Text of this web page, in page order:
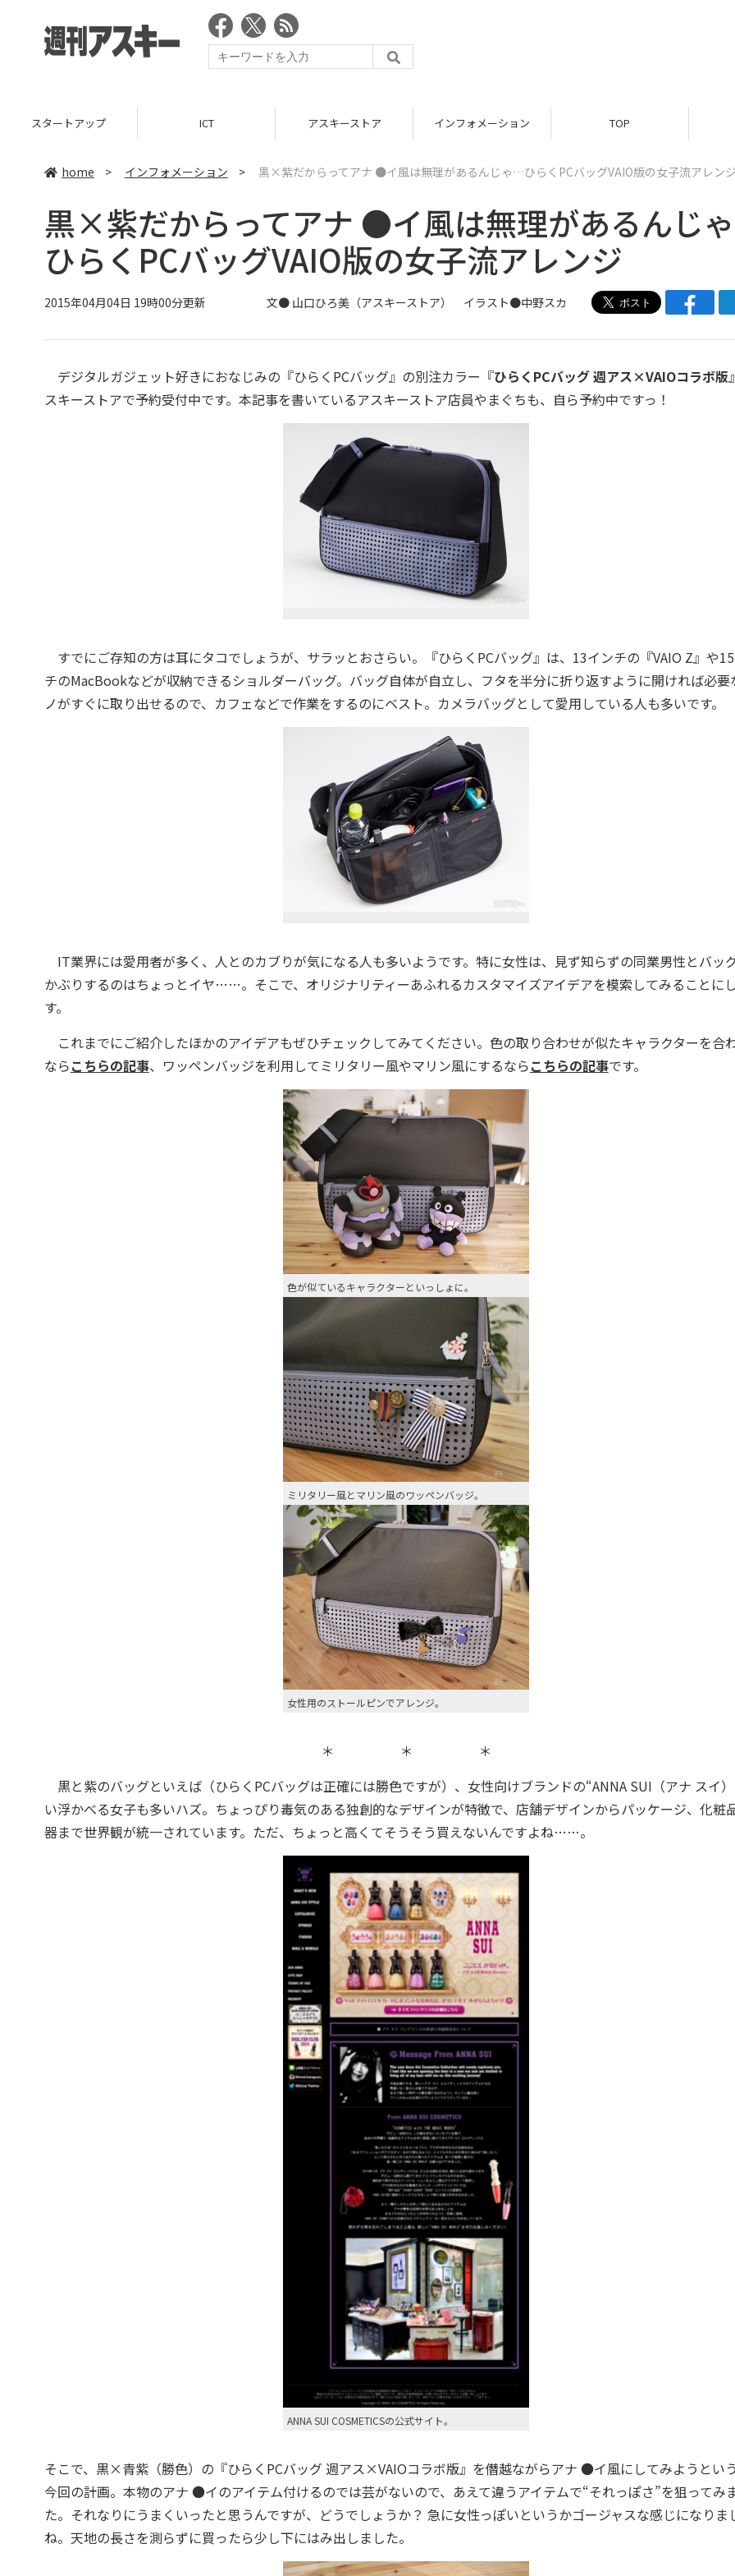
スタートアップ ICT アスキーストア インフォメーション TOP
home > インフォメーション > 黒×紫だからってアナ ●イ風は無理があるんじゃ…ひらくPCバッグVAIO版の女子流アレンジ
黒×紫だからってアナ ●イ風は無理があるんじ
ひらくPCバッグVAIO版の女子流アレンジ
2015年04月04日 19時00分更新 文● 山口ひろ美 （アスキーストア） イラスト●中野スカ
デジタルガジェット好きにおなじみの『ひらくPCバッグ』の別注カラー『ひらくPCバッグ 週アス×VAIOコラボ版
スキーストアで予約受付中です。本記事を書いているアスキーストア店員やまぐちも、自ら予約中ですっ！
すでにご存知の方は耳にタコでしょうが、サラッとおさらい。『ひらくPCバッグ』は、13インチの『VAIO Z』や
チのMacBookなどが収納できるショルダーバッグ。バッグ自体が自立し、フタを半分に折り返すように開ければ必要
ノがすぐに取り出せるので、カフェなどで作業をするのにベスト。カメラバッグとして愛用している人も多いです。
IT業界には愛用者が多く、人とのカブりが気になる人も多いようです。特に女性は、見ず知らずの同業男性とバッ
かぶりするのはちょっとイヤ……。そこで、オリジナリティーあふれるカスタマイズアイデアを模索してみることに
す。
これまでにご紹介したほかのアイデアもぜひチェックしてみてください。色の取り合わせが似たキャラクターを合
ならこちらの記事、ワッペンバッジを利用してミリタリー風やマリン風にするならこちらの記事です。
色が似ているキャラクターといっしょに。
ミリタリー風とマリン風のワッペンバッジ。
女性用のストールピンでアレンジ。
＊ ＊ ＊
黒と紫のバッグといえば（ひらくPCバッグは正確には勝色ですが）、女性向けブランドの“ANNA SUI（アナ スイ
い浮かべる女子も多いハズ。ちょっぴり毒気のある独創的なデザインが特徴で、店舗デザインからパッケージ、化粧
器まで世界観が統一されています。ただ、ちょっと高くてそうそう買えないんですよね……。
ANNA SUI COSMETICSの公式サイト。
そこで、黒×青紫（勝色）の『ひらくPCバッグ 週アス×VAIOコラボ版』を僭越ながらアナ ●イ風にしてみようとい
今回の計画。本物のアナ ●イのアイテム付けるのでは芸がないので、あえて違うアイテムで“それっぽさ”を狙ってみ
た。それなりにうまくいったと思うんですが、どうでしょうか？ 急に女性っぽいというかゴージャスな感じになりま
ね。天地の長さを測らずに買ったら少し下にはみ出しました。